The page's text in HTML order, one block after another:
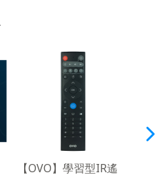
【OVO】學習型IR遙